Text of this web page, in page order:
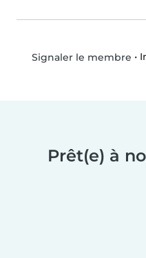
Signaler le membre •
Prêt(e) à